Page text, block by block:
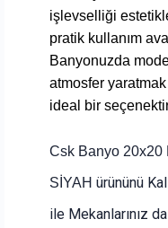
işlevselliği
pratik kullanım
Banyonuzda
atmosfer
ideal bir
Csk Banyo 20x20
SİYAH ürününü
ile Mekanlarınız